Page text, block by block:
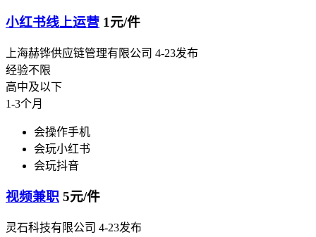
小红书线上运营 1元/件
上海赫铧供应链管理有限公司 4-23发布
经验不限
高中及以下
1-3个月
会操作手机
会玩小红书
会玩抖音
视频兼职 5元/件
灵石科技有限公司 4-23发布